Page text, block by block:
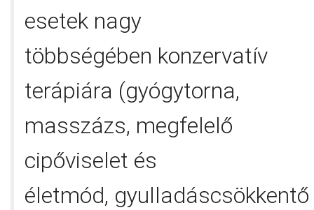
esetek nagy
többségében konzervatív
terápiára (gyógytorna,
masszázs, megfelelő
cipőviselet és
életmód, gyulladáscsökkentő